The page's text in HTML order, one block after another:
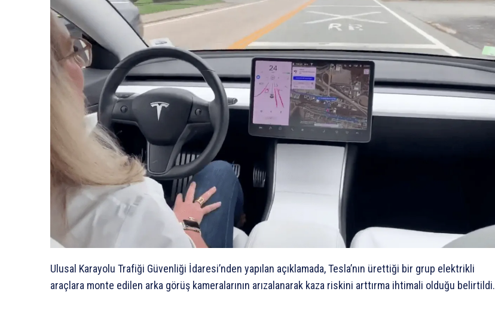
Ulusal Karayolu Trafiği Güvenliği İdaresi’nden yapılan açıklamada, Tesla’nın ürettiği bir grup elektrikli
araçlara monte edilen arka görüş kameralarının arızalanarak kaza riskini arttırma ihtimali olduğu belirtildi.